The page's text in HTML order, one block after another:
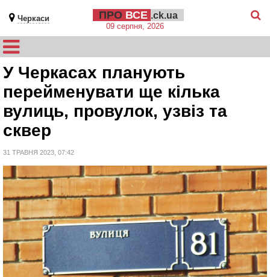
Черкаси ПРО ВСЕ .ck.ua
09 серпня, 2026
У Черкасах планують
перейменувати ще кілька
вулиць, провулок, узвіз та
сквер
31 ТРАВНЯ 2023, 07:42